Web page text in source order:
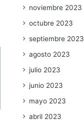
noviembre 2023
octubre 2023
septiembre 2023
agosto 2023
julio 2023
junio 2023
mayo 2023
abril 2023